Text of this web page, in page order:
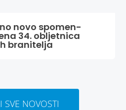
novo spomen-
34. obljetnica
branitelja
SVE NOVOSTI